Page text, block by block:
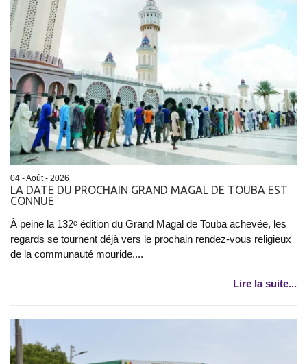
04 - Août - 2026
LA DATE DU PROCHAIN GRAND MAGAL DE TOUBA EST
CONNUE
À peine la 132ᵉ édition du Grand Magal de Touba achevée, les
regards se tournent déjà vers le prochain rendez-vous religieux
de la communauté mouride....
Lire la suite...